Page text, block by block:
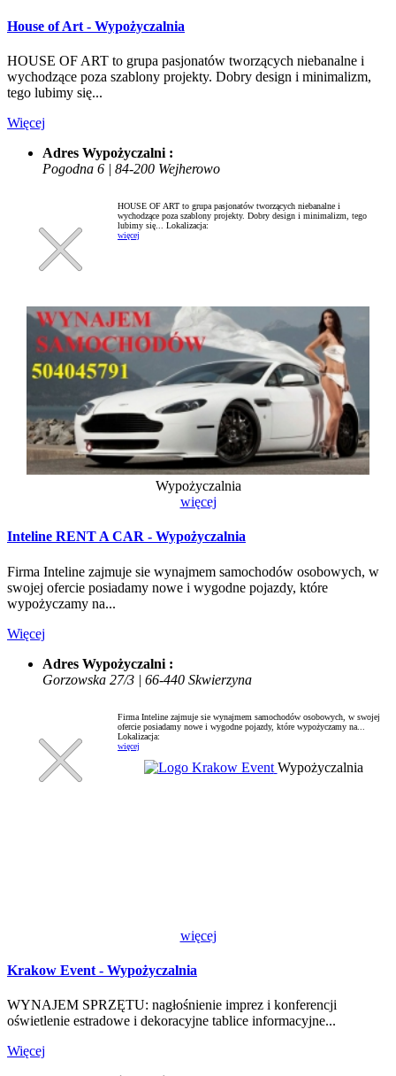
House of Art - Wypożyczalnia
HOUSE OF ART to grupa pasjonatów tworzących niebanalne i
wychodzące poza szablony projekty. Dobry design i minimalizm,
tego lubimy się...
Więcej
Adres Wypożyczalni :
Pogodna 6 | 84-200 Wejherowo
HOUSE OF ART to grupa pasjonatów tworzących niebanalne i
wychodzące poza szablony projekty. Dobry design i minimalizm, tego
lubimy się... Lokalizacja:
więcej
Wypożyczalnia
więcej
Inteline RENT A CAR - Wypożyczalnia
Firma Inteline zajmuje sie wynajmem samochodów osobowych, w
swojej ofercie posiadamy nowe i wygodne pojazdy, które
wypożyczamy na...
Więcej
Adres Wypożyczalni :
Gorzowska 27/3 | 66-440 Skwierzyna
Firma Inteline zajmuje sie wynajmem samochodów osobowych, w swojej
ofercie posiadamy nowe i wygodne pojazdy, które wypożyczamy na...
Lokalizacja:
więcej
Wypożyczalnia
więcej
Krakow Event - Wypożyczalnia
WYNAJEM SPRZĘTU: nagłośnienie imprez i konferencji
oświetlenie estradowe i dekoracyjne tablice informacyjne...
Więcej